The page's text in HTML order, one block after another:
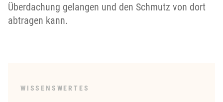
Überdachung gelangen und den Schmutz von dort
abtragen kann.
WISSENSWERTES